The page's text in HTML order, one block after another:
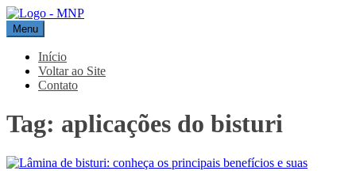
Pular
para
o
conteúdo
MNP
Blog
Menu
Início
Voltar ao Site
Contato
Tag: aplicações do bisturi